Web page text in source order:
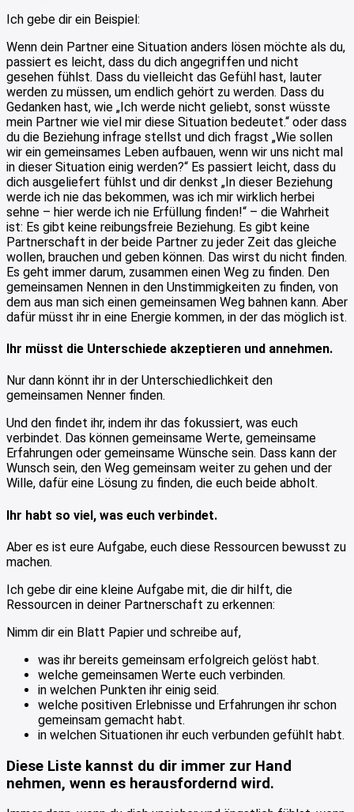
Ich gebe dir ein Beispiel:
Wenn dein Partner eine Situation anders lösen möchte als du,
passiert es leicht, dass du dich angegriffen und nicht
gesehen fühlst. Dass du vielleicht das Gefühl hast, lauter
werden zu müssen, um endlich gehört zu werden. Dass du
Gedanken hast, wie „Ich werde nicht geliebt, sonst wüsste
mein Partner wie viel mir diese Situation bedeutet.“ oder dass
du die Beziehung infrage stellst und dich fragst „Wie sollen
wir ein gemeinsames Leben aufbauen, wenn wir uns nicht mal
in dieser Situation einig werden?“ Es passiert leicht, dass du
dich ausgeliefert fühlst und dir denkst „In dieser Beziehung
werde ich nie das bekommen, was ich mir wirklich herbei
sehne – hier werde ich nie Erfüllung finden!“ – die Wahrheit
ist: Es gibt keine reibungsfreie Beziehung. Es gibt keine
Partnerschaft in der beide Partner zu jeder Zeit das gleiche
wollen, brauchen und geben können. Das wirst du nicht finden.
Es geht immer darum, zusammen einen Weg zu finden. Den
gemeinsamen Nennen in den Unstimmigkeiten zu finden, von
dem aus man sich einen gemeinsamen Weg bahnen kann. Aber
dafür müsst ihr in eine Energie kommen, in der das möglich ist.
Ihr müsst die Unterschiede akzeptieren und annehmen.
Nur dann könnt ihr in der Unterschiedlichkeit den
gemeinsamen Nenner finden.
Und den findet ihr, indem ihr das fokussiert, was euch
verbindet. Das können gemeinsame Werte, gemeinsame
Erfahrungen oder gemeinsame Wünsche sein. Dass kann der
Wunsch sein, den Weg gemeinsam weiter zu gehen und der
Wille, dafür eine Lösung zu finden, die euch beide abholt.
Ihr habt so viel, was euch verbindet.
Aber es ist eure Aufgabe, euch diese Ressourcen bewusst zu
machen.
Ich gebe dir eine kleine Aufgabe mit, die dir hilft, die
Ressourcen in deiner Partnerschaft zu erkennen:
Nimm dir ein Blatt Papier und schreibe auf,
was ihr bereits gemeinsam erfolgreich gelöst habt.
welche gemeinsamen Werte euch verbinden.
in welchen Punkten ihr einig seid.
welche positiven Erlebnisse und Erfahrungen ihr schon
gemeinsam gemacht habt.
in welchen Situationen ihr euch verbunden gefühlt habt.
Diese Liste kannst du dir immer zur Hand
nehmen, wenn es herausfordernd wird.